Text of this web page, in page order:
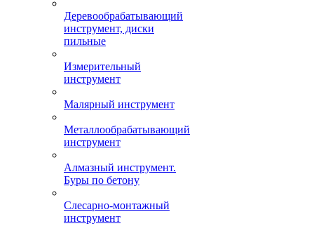
Деревообрабатывающий
инструмент, диски
пильные
Измерительный
инструмент
Малярный инструмент
Металлообрабатывающий
инструмент
Алмазный инструмент.
Буры по бетону
Слесарно-монтажный
инструмент